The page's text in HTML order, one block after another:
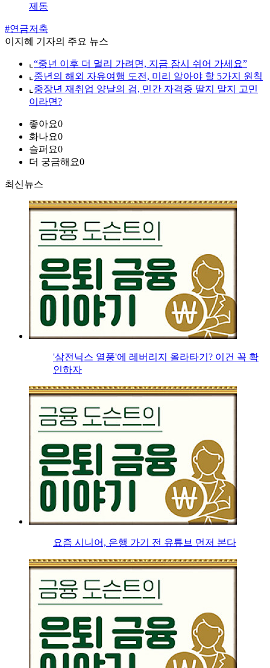
제동
#연금저축
이지혜 기자의 주요 뉴스
⌞ “중년 이후 더 멀리 가려면, 지금 잠시 쉬어 가세요”
⌞ 중년의 해외 자유여행 도전, 미리 알아야 할 5가지 원칙
⌞ 중장년 재취업 양날의 검, 민간 자격증 딸지 말지 고민
이라면?
좋아요0
화나요0
슬퍼요0
더 궁금해요0
최신뉴스
'삼전닉스 열풍'에 레버리지 올라타기? 이건 꼭 확
인하자
요즘 시니어, 은행 가기 전 유튜브 먼저 본다